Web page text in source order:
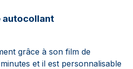
autocollant
grâce à son film de
et il est personnalisable